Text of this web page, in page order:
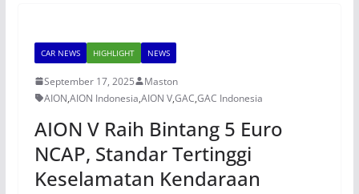
CAR NEWS HIGHLIGHT NEWS
September 17, 2025
Maston
AION,AION Indonesia,AION V,GAC,GAC Indonesia
AION V Raih Bintang 5 Euro
NCAP, Standar Tertinggi
Keselamatan Kendaraan